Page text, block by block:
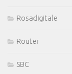
Rosadigitale
Router
SBC